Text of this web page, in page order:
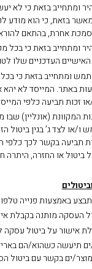
ומתחייב בזאת כי לא
בזאת, כי הוא מודע
אחרת, בהתאם
ומתחייב בזאת כי בכל
העדכניים שלו
ומתחייב בזאת כי
באתר. המייסד לא
זכות תביעה כלפי
ו/או לצד ג’ בגין
תביעה בקשר לכך כלפי
ביטול או החזרה, היתרה
ים בקשר עם ביטול